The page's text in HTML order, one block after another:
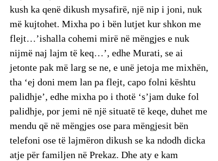
kush ka qenë dikush mysafirë, një nip i joni, nuk
më kujtohet. Mixha po i bën lutjet kur shkon me
flejt…’ishalla cohemi mirë në mëngjes e nuk
nijmë naj lajm të keq…’, edhe Murati, se ai
jetonte pak më larg se ne, e unë jetoja me mixhën,
tha ‘ej doni mem lan pa flejt, capo folni kështu
palidhje’, edhe mixha po i thotë ‘s’jam duke fol
palidhje, por jemi në një situatë të keqe, duhet me
mendu që në mëngjes ose para mëngjesit bën
telefoni ose të lajmëron dikush se ka ndodh dicka
atje për familjen në Prekaz. Dhe aty e kam